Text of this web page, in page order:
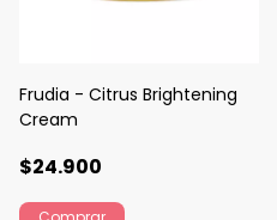
Frudia - Citrus Brightening
Cream
$24.900